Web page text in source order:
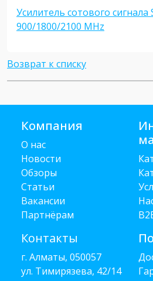
Усилитель сотового сигнала
900/1800/2100 MHz
Возврат к списку
Компания
О нас
Новости
Обзоры
Статьи
Вакансии
Партнёрам
Контакты
г. Алматы, 050057
ул. Тимирязева, 42/14